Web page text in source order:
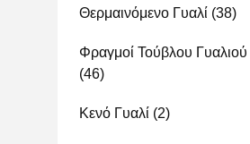
Θερμαινόμενο Γυαλί (38)
Φραγμοί Τούβλου Γυαλιού
(46)
Κενό Γυαλί (2)